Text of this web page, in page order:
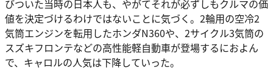
びついた当時の日本人も、やがてそれが必ずしもクルマの価
値を決定づけるわけではないことに気づく。2輪用の空冷2
気筒エンジンを転用したホンダN360や、2サイクル3気筒の
スズキフロンテなどの高性能軽自動車が登場するにおよん
で、キャロルの人気は下降していった。